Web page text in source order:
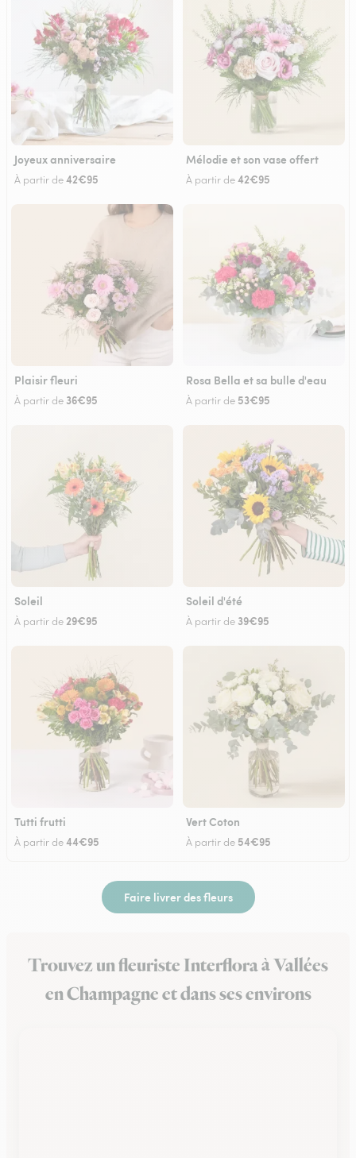
Joyeux anniversaire
À partir de42€95
Mélodie et son vase offert
À partir de42€95
Plaisir fleuri
À partir de 36€95
Rosa Bella et sa bulle d'eau
À partir de 53€95
Soleil
À partir de 29€95
Soleil d'été
À partir de 39€95
Tutti frutti
À partir de44€95
Vert Coton
À partir de 54€95
Faire livrer des fleurs
Trouvez un fleuriste Interflora à Vallées
en Champagne et dans ses environs